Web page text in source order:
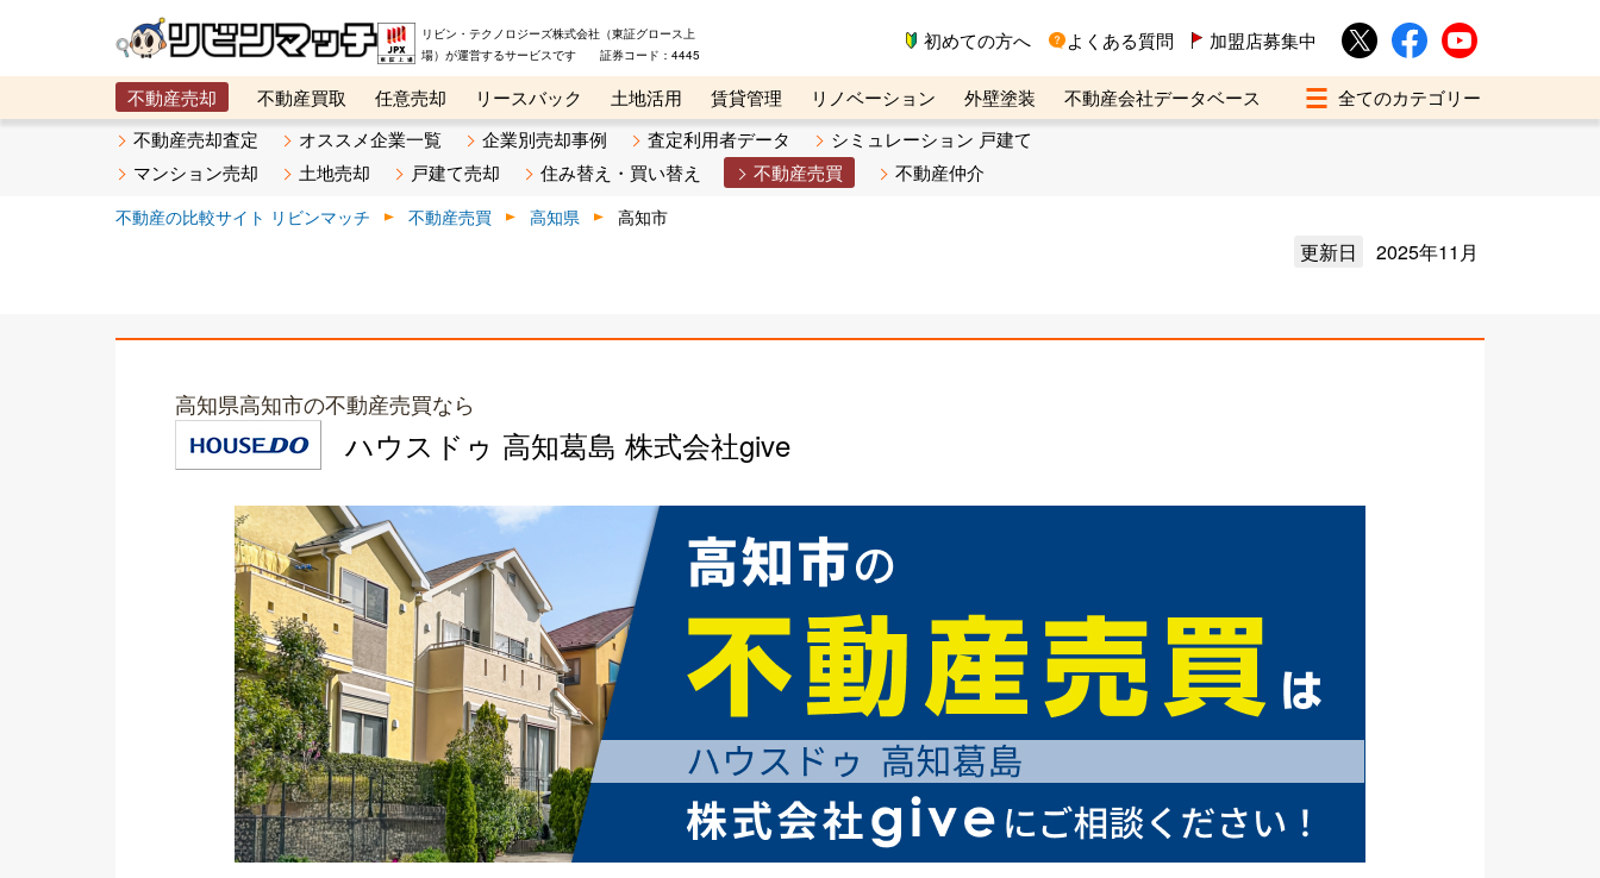
リビン・テクノロジーズ株式会社（東証グロース上
場）が運営するサービスです 証券コード：4445
初めての方へ よくある質問 加盟店募集中
不動産売却 不動産買取 任意売却 リースバック 土地活用 賃貸管理 リノベーション 外壁塗装
不動産会社データベース
メタ住宅展示場
ベスト不動産カンパニー オンライン講座 リビンマガジンBiz 不動産売却ご相談デスク
不動産売却査定 オススメ企業一覧 企業別売却事例 査定利用者データ
シミュレーション 戸建て
マンション売却
土地売却 戸建て売却 住み替え・買い替え 不動産売買 不動産仲介
不動産の比較サイト リビンマッチ 不動産売買 高知県 高知市
更新日 2025年11月
高知県高知市の不動産売買なら
ハウスドゥ 高知葛島 株式会社give